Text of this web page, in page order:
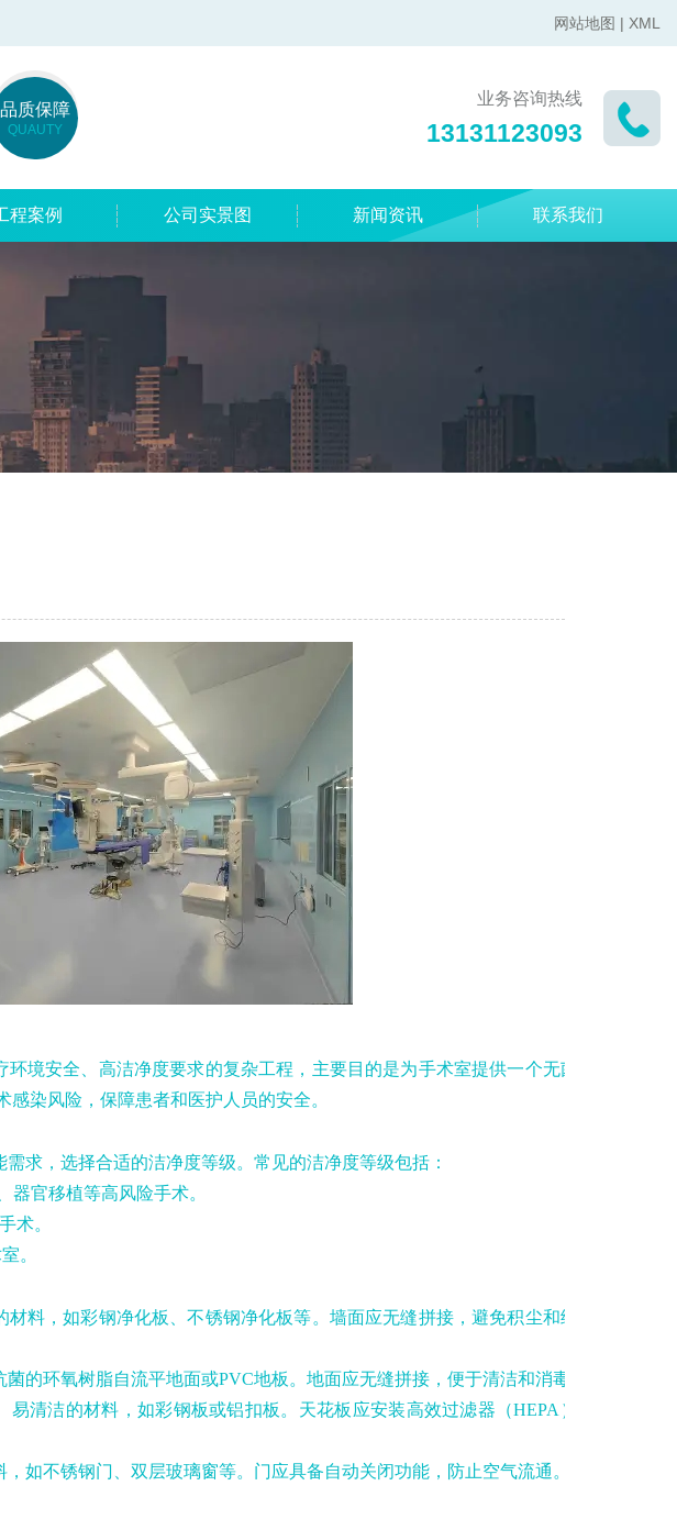
网站地图 | XML
品质保障
QUAUTY
业务咨询热线
13131123093
程案例 公司实景图 新闻资讯 联系我们
境安全、高洁净度要求的复杂工程，主要目的是为手术室提供一个无菌、
染风险，保障患者和医护人员的安全。
求，选择合适的洁净度等级。常见的洁净度等级包括：
器官移植等高风险手术。
术。
。
料，如彩钢净化板、不锈钢净化板等。墙面应无缝拼接，避免积尘和细菌
的环氧树脂自流平地面或PVC地板。地面应无缝拼接，便于清洁和消毒。
易清洁的材料，如彩钢板或铝扣板。天花板应安装高效过滤器（HEPA）和
如不锈钢门、双层玻璃窗等。门应具备自动关闭功能，防止空气流通。